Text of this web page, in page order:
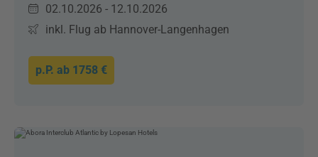
02.10.2026 - 12.10.2026
inkl. Flug ab Hannover-Langenhagen
p.P. ab 1758 €